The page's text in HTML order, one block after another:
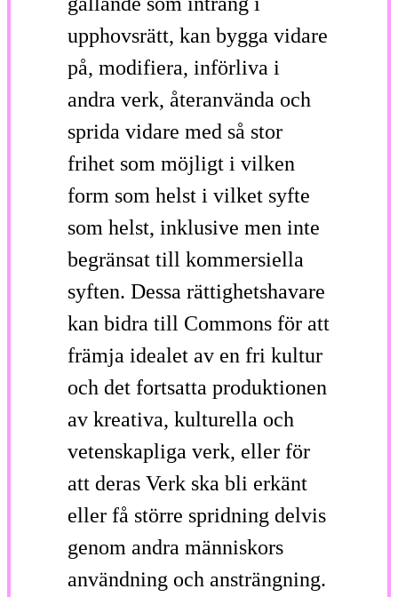
upphovsrätt, kan bygga vidare
på, modifiera, införliva i
andra verk, återanvända och
sprida vidare med så stor
frihet som möjligt i vilken
form som helst i vilket syfte
som helst, inklusive men inte
begränsat till kommersiella
syften. Dessa rättighetshavare
kan bidra till Commons för att
främja idealet av en fri kultur
och det fortsatta produktionen
av kreativa, kulturella och
vetenskapliga verk, eller för
att deras Verk ska bli erkänt
eller få större spridning delvis
genom andra människors
användning och ansträngning.